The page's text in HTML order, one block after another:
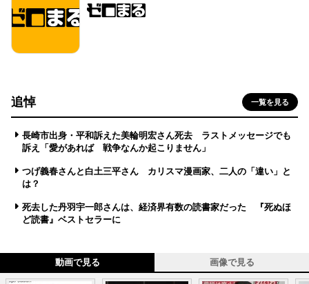
追悼 一覧を見る
長崎市出身・平和訴えた美輪明宏さん死去 ラストメッセージでも
訴え「愛があれば 戦争なんか起こりません」
つげ義春さんと白土三平さん カリスマ漫画家、二人の「違い」と
は？
死去した丹羽宇一郎さんは、経済界有数の読書家だった 『死ぬほ
ど読書』ベストセラーに
動画で見る 画像で見る